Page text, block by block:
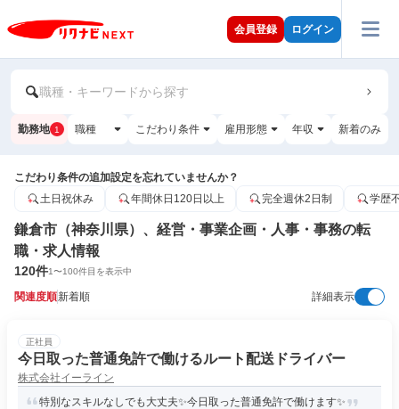
会員登録 ログイン
職種・キーワードから探す
勤務地 1 職種 こだわり条件 雇用形態 年収 新着のみ
こだわり条件の追加設定を忘れていませんか？
土日祝休み
年間休日120日以上 完全週休2日制 学歴
鎌倉市（神奈川県）、経営・事業企画・人事・事務の転
職・求人情報
120件1〜100件目を表示中
関連度順新着順 詳細表示
正社員
今日取った普通免許で働けるルート配送ドライバー
株式会社イーライン
特別なスキルなしでも大丈夫✨今日取った普通免許で働けます✨